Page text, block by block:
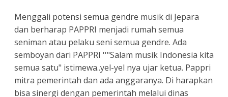
Menggali potensi semua gendre musik di Jepara
dan berharap PAPPRI menjadi rumah semua
seniman atau pelaku seni semua gendre. Ada
semboyan dari PAPPRI ''"Salam musik Indonesia kita
semua satu" istimewa..yel-yel nya ujar ketua. Pappri
mitra pemerintah dan ada anggaranya. Di harapkan
bisa sinergi dengan pemerintah melalui dinas